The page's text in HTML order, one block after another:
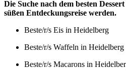
Die Suche nach dem besten
süßen Entdeckungsreise werden.
Beste/r/s Eis in Heidelberg
Beste/r/s Waffeln in Heidelberg
Beste/r/s Macarons in